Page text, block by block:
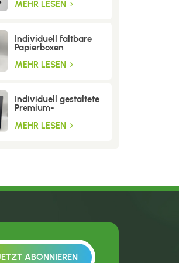
MEHR LESEN
Individuell faltbare
Papierboxen
MEHR LESEN
Individuell gestaltete
Premium-
Geschenkboxen aus
Wellpappe
MEHR LESEN